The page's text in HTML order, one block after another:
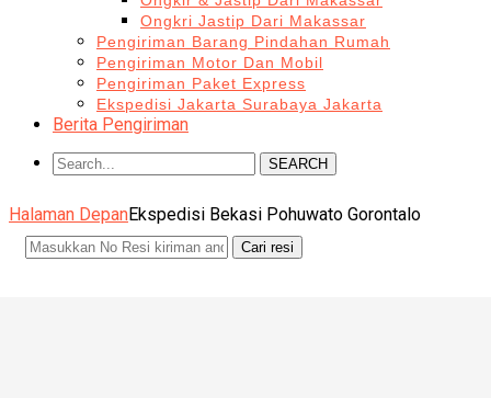
Ongkri Jastip Dari Makassar
Pengiriman Barang Pindahan Rumah
Pengiriman Motor Dan Mobil
Pengiriman Paket Express
Ekspedisi Jakarta Surabaya Jakarta
Berita Pengiriman
SEARCH
Halaman DepanEkspedisi Bekasi Pohuwato Gorontalo